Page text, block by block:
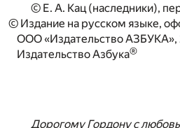
© Е. А. Кац (наследники),
© Издание на русском языке,
ООО «Издательство АЗБУКА»,
Издательство Азбука®
Дорогому Гордону с